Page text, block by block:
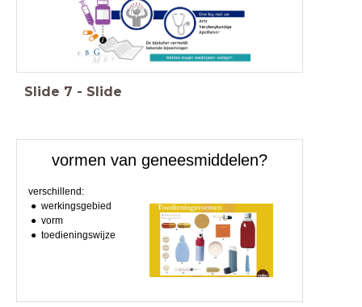
Slide 7 - Slide
vormen van geneesmiddelen?
verschillend:
werkingsgebied
vorm
toedieningswijze